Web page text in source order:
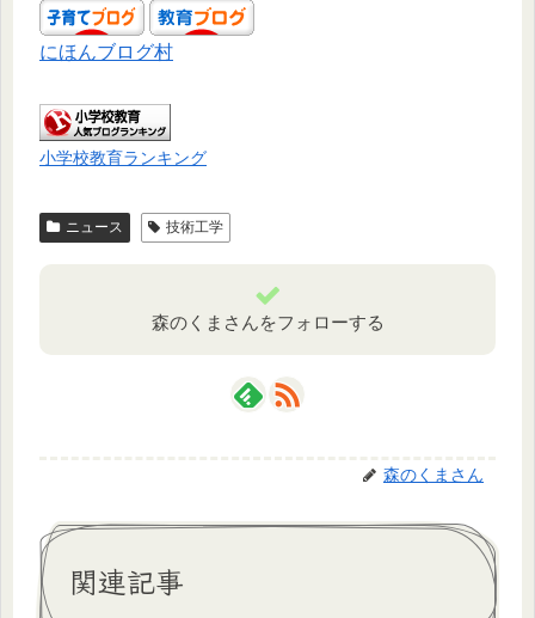
にほんブログ村
小学校教育ランキング
ニュース 技術工学
森のくまさんをフォローする
森のくまさん
関連記事